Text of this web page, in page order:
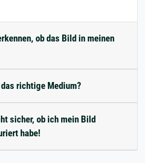
ob das Bild in meinen
richtige Medium?
sicher, ob ich mein Bild
habe!